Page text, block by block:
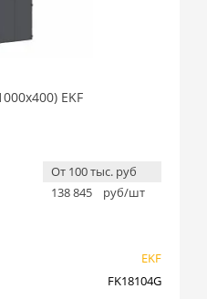
EKF
От 100 тыс. руб
138 845
руб/шт
EKF
FK18104G